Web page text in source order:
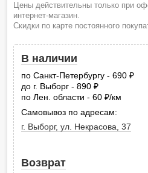
Цены действительны только при
интернет-магазин.
Скидки по карте постоянного
В наличии
по Санкт-Петербургу - 690
до г. Выборг - 890
по Лен. области - 60
руб.
/км
Самовывоз по адресам:
г. Выборг, ул. Некрасова, 37
Возврат